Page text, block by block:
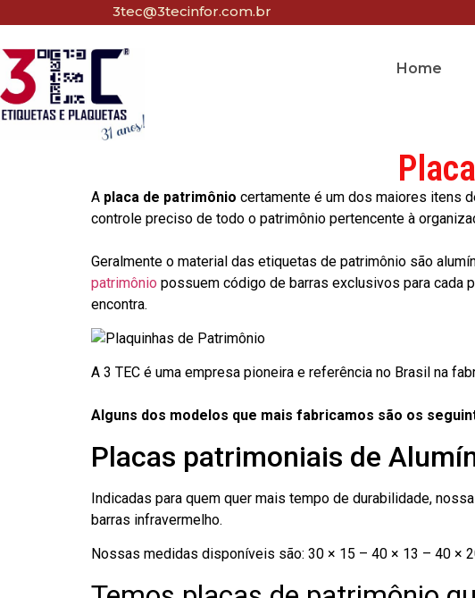
3tec@3tecinfor.com.br
Home
A placa de patrimônio certamente é um dos maiores itens
controle preciso de todo o patrimônio pertencente à
Geralmente o material das etiquetas de patrimônio são
patrimônio possuem código de barras exclusivos para cada
encontra.
A 3 TEC é uma empresa pioneira e referência no Brasil na
Alguns dos modelos que mais fabricamos são os
Placas patrimoniais de
Indicadas para quem quer mais tempo de durabilidade,
barras infravermelho.
Nossas medidas disponíveis são: 30 × 15 – 40 × 13 – 40 ×